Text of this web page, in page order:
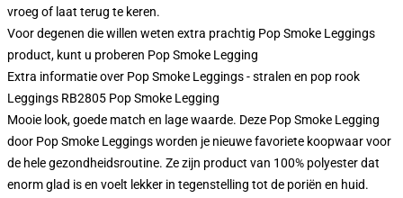
vroeg of laat terug te keren.
Voor degenen die willen weten extra prachtig Pop Smoke Leggings
product, kunt u proberen Pop Smoke Legging
Extra informatie over Pop Smoke Leggings - stralen en pop rook
Leggings RB2805 Pop Smoke Legging
Mooie look, goede match en lage waarde. Deze Pop Smoke Legging
door Pop Smoke Leggings worden je nieuwe favoriete koopwaar voor
de hele gezondheidsroutine. Ze zijn product van 100% polyester dat
enorm glad is en voelt lekker in tegenstelling tot de poriën en huid.